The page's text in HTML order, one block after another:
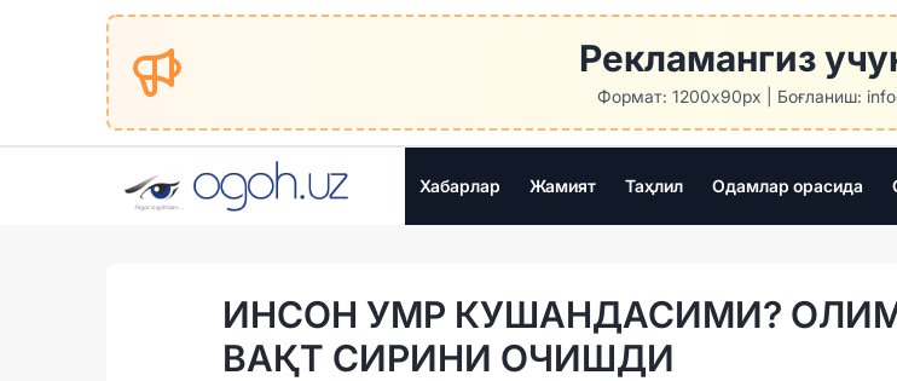
Рекламангиз
Формат: 1200x90px | Боғланиш:
Хабарлар Жамият Таҳлил Одамлар орасида
ИНСОН УМР КУШАНДАСИМИ?
ВАҚТ СИРИНИ ОЧИШДИ